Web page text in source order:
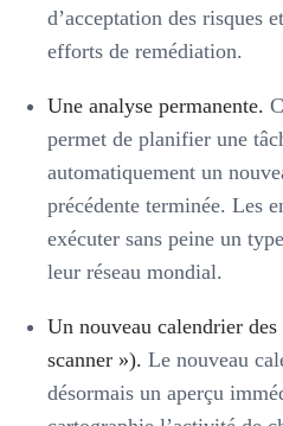
d’acceptation des risques
efforts de remédiation.
Une analyse permanente.
permet de planifier une
automatiquement un
précédente terminée. Les
exécuter sans peine un
leur réseau mondial.
Un nouveau calendrier
scanner »). Le nouveau
désormais un aperçu